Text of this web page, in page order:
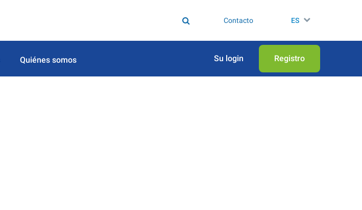
Contacto ES
Quiénes somos Su login Registro